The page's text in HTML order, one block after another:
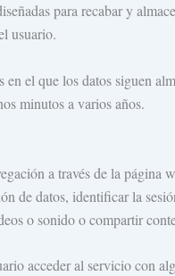
para recabar y
usuario.
el que los datos siguen
minutos a varios años.
a través de la
de datos, identificar la
o sonido o compartir
acceder al servicio con